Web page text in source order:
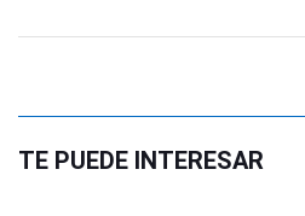
TE PUEDE INTERESAR